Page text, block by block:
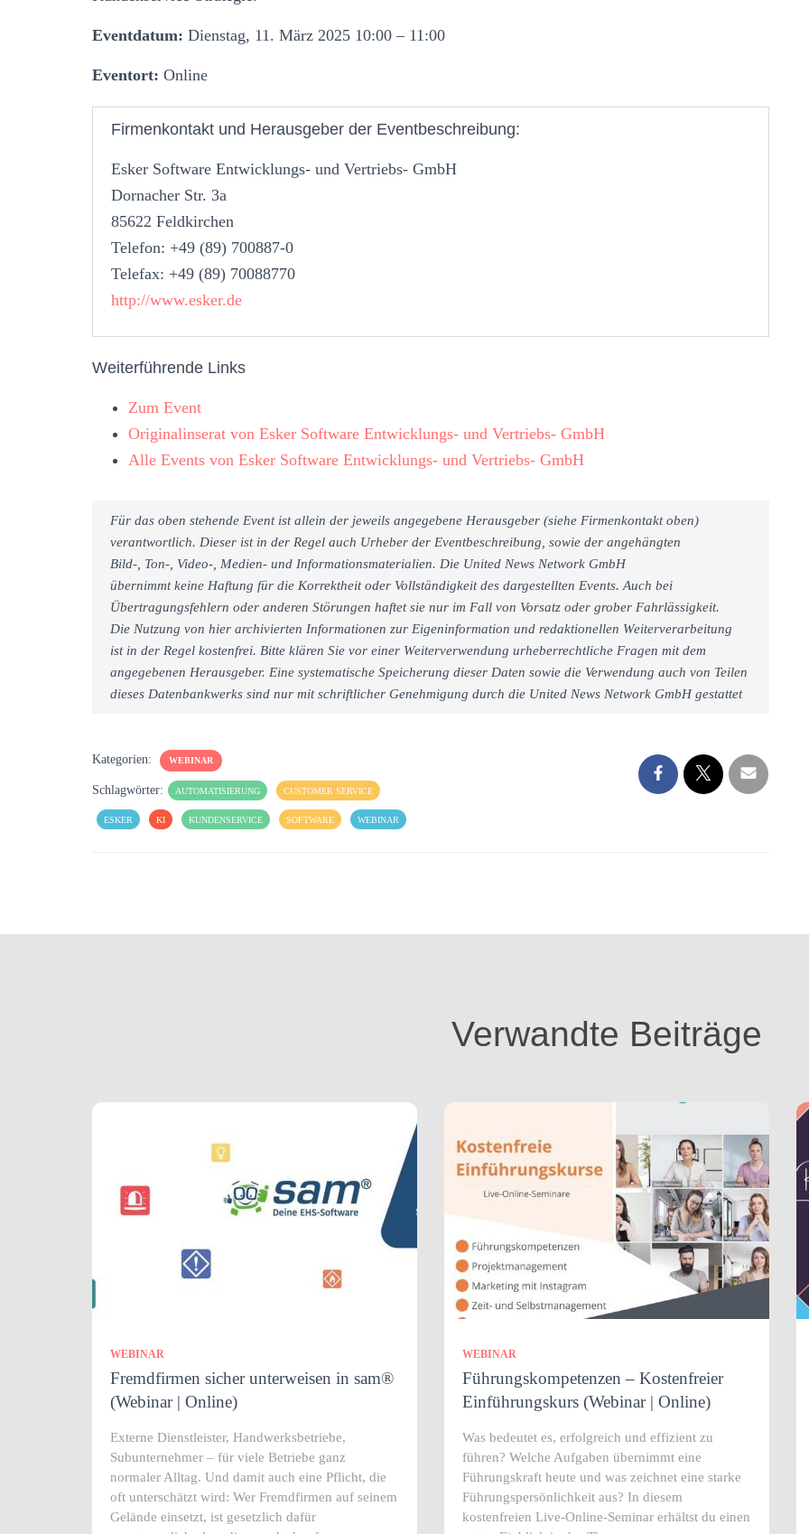
Eventdatum: Dienstag, 11. März 2025 10:00 – 11:00
Eventort: Online
Firmenkontakt und Herausgeber der Eventbeschreibung:
Esker Software Entwicklungs- und Vertriebs- GmbH
Dornacher Str. 3a
85622 Feldkirchen
Telefon: +49 (89) 700887-0
Telefax: +49 (89) 70088770
http://www.esker.de
Weiterführende Links
Zum Event
Originalinserat von Esker Software Entwicklungs- und Vertriebs- GmbH
Alle Events von Esker Software Entwicklungs- und Vertriebs- GmbH
Für das oben stehende Event ist allein der jeweils angegebene Herausgeber (siehe Firmenkontakt oben)
verantwortlich. Dieser ist in der Regel auch Urheber der Eventbeschreibung, sowie der angehängten
Bild-, Ton-, Video-, Medien- und Informationsmaterialien. Die United News Network GmbH
übernimmt keine Haftung für die Korrektheit oder Vollständigkeit des dargestellten Events. Auch bei
Übertragungsfehlern oder anderen Störungen haftet sie nur im Fall von Vorsatz oder grober Fahrlässigkeit.
Die Nutzung von hier archivierten Informationen zur Eigeninformation und redaktionellen Weiterverarbeitung
ist in der Regel kostenfrei. Bitte klären Sie vor einer Weiterverwendung urheberrechtliche Fragen mit dem
angegebenen Herausgeber. Eine systematische Speicherung dieser Daten sowie die Verwendung auch von Teilen
dieses Datenbankwerks sind nur mit schriftlicher Genehmigung durch die United News Network GmbH gestattet
Kategorien: WEBINAR
Schlagwörter: AUTOMATISIERUNG CUSTOMER SERVICE
ESKER KI KUNDENSERVICE SOFTWARE WEBINAR
Verwandte Beiträge
WEBINAR
Fremdfirmen sicher unterweisen in sam®
(Webinar | Online)
Externe Dienstleister, Handwerksbetriebe,
Subunternehmer – für viele Betriebe ganz
normaler Alltag. Und damit auch eine Pflicht, die
oft unterschätzt wird: Wer Fremdfirmen auf seinem
Gelände einsetzt, ist gesetzlich dafür
WEBINAR
Führungskompetenzen – Kostenfreier
Einführungskurs (Webinar | Online)
Was bedeutet es, erfolgreich und effizient zu
führen? Welche Aufgaben übernimmt eine
Führungskraft heute und was zeichnet eine starke
Führungspersönlichkeit aus? In diesem
kostenfreien Live-Online-Seminar erhältst du einen